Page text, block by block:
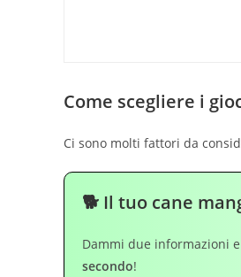
Come scegliere i
Ci sono molti fattori da
🐕 Il tuo cane
Dammi due informazioni
secondo!